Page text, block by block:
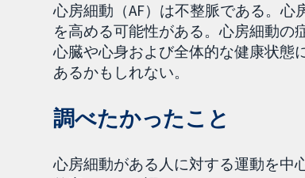
心房細動（AF）は不整脈である。
を高める可能性がある。心房細動の
心臓や心身および全体的な健康状態
あるかもしれない。
調べたかったこと
心房細動がある人に対する運動を中